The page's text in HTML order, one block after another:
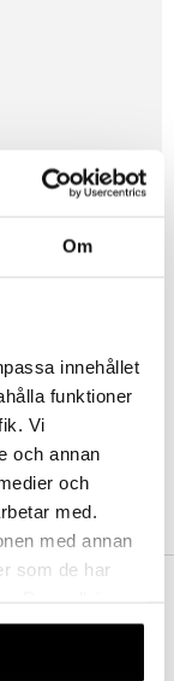
Om
innehållet
funktioner
Vi
och annan
och
med.
med annan
som de har
webbplats.
yksittäisen
50 €.